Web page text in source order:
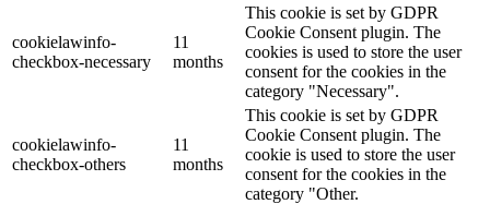
cookielawinfo-
checkbox-necessary
11
months
This cookie is set by GDPR
Cookie Consent plugin. The
cookies is used to store the user
consent for the cookies in the
category "Necessary".
cookielawinfo-
checkbox-others
11
months
This cookie is set by GDPR
Cookie Consent plugin. The
cookie is used to store the user
consent for the cookies in the
category "Other.